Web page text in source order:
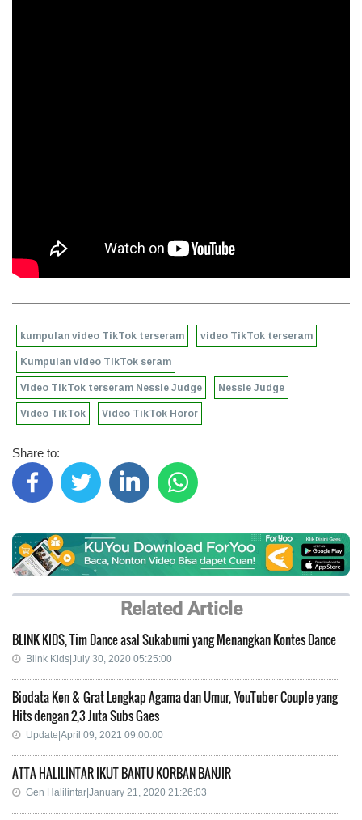
kumpulan video TikTok terseram video TikTok terseram
Kumpulan video TikTok seram
Video TikTok terseram Nessie Judge Nessie Judge
Video TikTok Video TikTok Horor
Share to:
Related Article
BLINK KIDS, Tim Dance asal Sukabumi yang Menangkan Kontes Dance
Blink Kids|July 30, 2020 05:25:00
Biodata Ken & Grat Lengkap Agama dan Umur, YouTuber Couple yang
Hits dengan 2,3 Juta Subs Gaes
Update|April 09, 2021 09:00:00
ATTA HALILINTAR IKUT BANTU KORBAN BANJIR
Gen Halilintar|January 21, 2020 21:26:03